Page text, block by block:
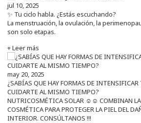
jul 10, 2025
✨ Tu ciclo habla. ¿Estás escuchando?
La menstruación, la ovulación, la
son solo etapas.
+ Leer más
may 20, 2025
¿SABÍAS QUE HAY FORMAS DE
CUIDARTE AL MISMO TIEMPO?
NUTRICOSMÉTICA SOLAR ☺️☺️ COMBINAN
COSMÉTICA PARA PROTEGER LA PIEL DEL
INTERIOR. CONSÚLTANOS !!!